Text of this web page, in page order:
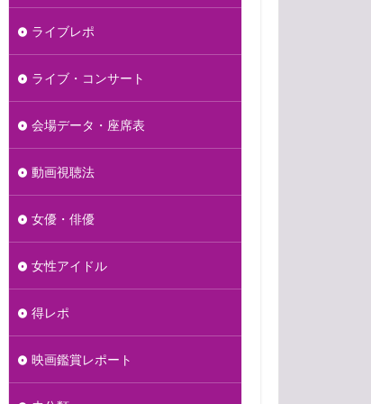
ライブレポ
ライブ・コンサート
会場データ・座席表
動画視聴法
女優・俳優
女性アイドル
得レポ
映画鑑賞レポート